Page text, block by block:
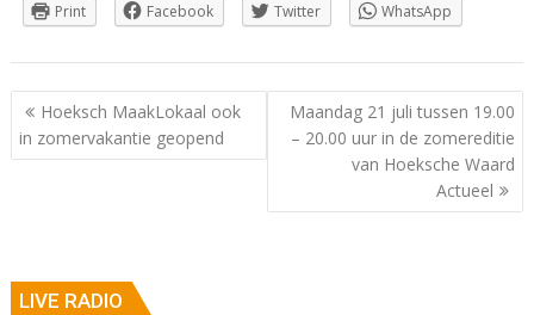
Print Facebook Twitter WhatsApp
Berichtnavigatie
Hoeksch MaakLokaal ook
in zomervakantie geopend
Maandag 21 juli tussen 19.00
– 20.00 uur in de zomereditie
van Hoeksche Waard
Actueel
LIVE RADIO